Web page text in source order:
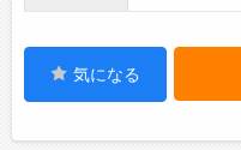
気になる